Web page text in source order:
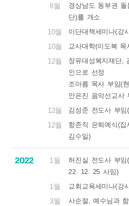
8월
경상남도 동부권 돌
단)를 개소
10월 이단대책세미나(강
10월 교사대학(이도복
12월
장유대성복지재단,
인으로 선정
조아름 목사 부임(
안은진 음악선교사
12월 김성준 전도사 부
12월
항존직 은퇴예식(
김수일)
2022 1월
허진실 전도사 부
22. 12. 25 사임)
2022
1월 교회교육세미나(강
2022
3월 사순절, 예수님과
2022
2022
2022
2022
2022
2022
2022
2022
2022
2022
2022
2022
2022
2022
2022
2022
2022